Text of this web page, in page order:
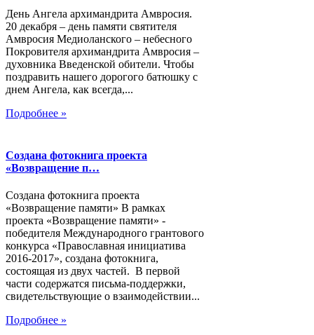
День Ангела архимандрита Амвросия.
20 декабря – день памяти святителя
Амвросия Медиоланского – небесного
Покровителя архимандрита Амвросия –
духовника Введенской обители. Чтобы
поздравить нашего дорогого батюшку с
днем Ангела, как всегда,...
Подробнее »
Создана фотокнига проекта
«Возвращение п…
Создана фотокнига проекта
«Возвращение памяти» В рамках
проекта «Возвращение памяти» -
победителя Международного грантового
конкурса «Православная инициатива
2016-2017», создана фотокнига,
состоящая из двух частей. В первой
части содержатся письма-поддержки,
свидетельствующие о взаимодействии...
Подробнее »